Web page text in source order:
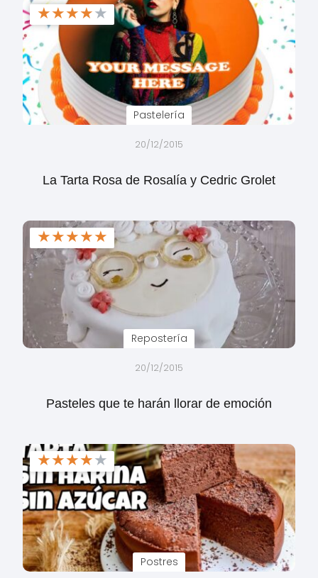
★★★★★
Pastelería
20/12/2015
La Tarta Rosa de Rosalía y Cedric Grolet
★★★★★
Repostería
20/12/2015
Pasteles que te harán llorar de emoción
★★★★★
Postres